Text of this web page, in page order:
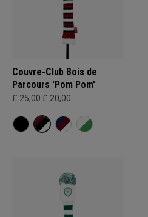
Couvre-Club Bois de
Parcours 'Pom Pom'
£ 25,00 £ 20,00